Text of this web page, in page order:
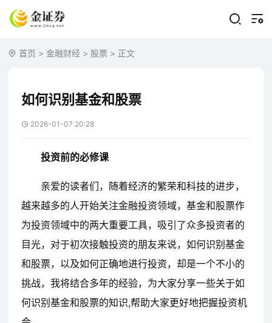
首页 >金融财经 > 股票 > 正文
如何识别基金和股票
2026-01-07 20:28
投资前的必修课
亲爱的读者们，随着经济的繁荣和科技的进步，
越来越多的人开始关注金融投资领域，基金和股票作
为投资领域中的两大重要工具，吸引了众多投资者的
目光，对于初次接触投资的朋友来说，如何识别基金
和股票，以及如何正确地进行投资，却是一个不小的
挑战，我将结合多年的经验，为大家分享一些关于如
何识别基金和股票的知识,帮助大家更好地把握投资机